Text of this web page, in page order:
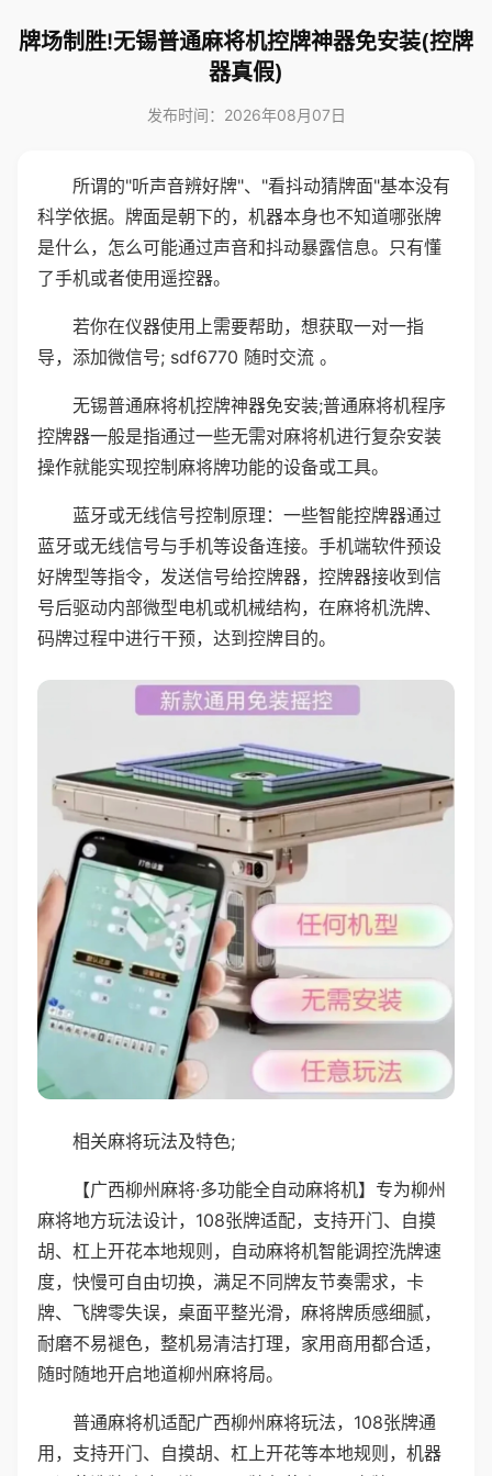
牌场制胜!无锡普通麻将机控牌神器免安装(控牌
器真假)
发布时间：2026年08月07日
所谓的"听声音辨好牌"、"看抖动猜牌面"基本没有
科学依据。牌面是朝下的，机器本身也不知道哪张牌
是什么，怎么可能通过声音和抖动暴露信息。只有懂
了手机或者使用遥控器。
若你在仪器使用上需要帮助，想获取一对一指
导，添加微信号; sdf6770 随时交流 。
无锡普通麻将机控牌神器免安装;普通麻将机程序
控牌器一般是指通过一些无需对麻将机进行复杂安装
操作就能实现控制麻将牌功能的设备或工具。
蓝牙或无线信号控制原理：一些智能控牌器通过
蓝牙或无线信号与手机等设备连接。手机端软件预设
好牌型等指令，发送信号给控牌器，控牌器接收到信
号后驱动内部微型电机或机械结构，在麻将机洗牌、
码牌过程中进行干预，达到控牌目的。
相关麻将玩法及特色;
【广西柳州麻将·多功能全自动麻将机】专为柳州
麻将地方玩法设计，108张牌适配，支持开门、自摸
胡、杠上开花本地规则，自动麻将机智能调控洗牌速
度，快慢可自由切换，满足不同牌友节奏需求，卡
牌、飞牌零失误，桌面平整光滑，麻将牌质感细腻，
耐磨不易褪色，整机易清洁打理，家用商用都合适，
随时随地开启地道柳州麻将局。
普通麻将机适配广西柳州麻将玩法，108张牌通
用，支持开门、自摸胡、杠上开花等本地规则，机器